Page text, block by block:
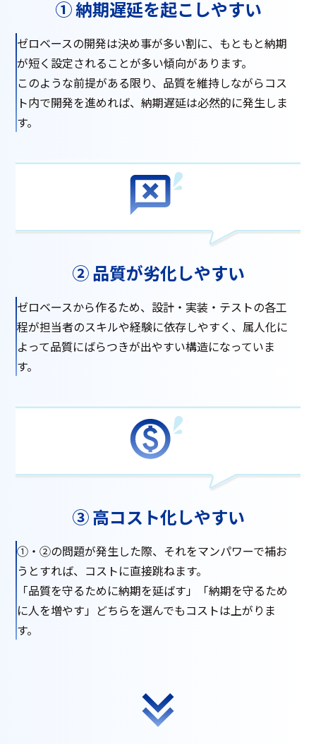
① 納期遅延を起こしやすい
ゼロベースの開発は決め事が多い割に、もともと納期
が短く設定されることが多い傾向があります。
このような前提がある限り、品質を維持しながらコス
ト内で開発を進めれば、納期遅延は必然的に発生しま
す。
② 品質が劣化しやすい
ゼロベースから作るため、設計・実装・テストの各工
程が担当者のスキルや経験に依存しやすく、属人化に
よって品質にばらつきが出やすい構造になっていま
す。
③ 高コスト化しやすい
①・②の問題が発生した際、それをマンパワーで補お
うとすれば、コストに直接跳ねます。
「品質を守るために納期を延ばす」「納期を守るため
に人を増やす」どちらを選んでもコストは上がりま
す。